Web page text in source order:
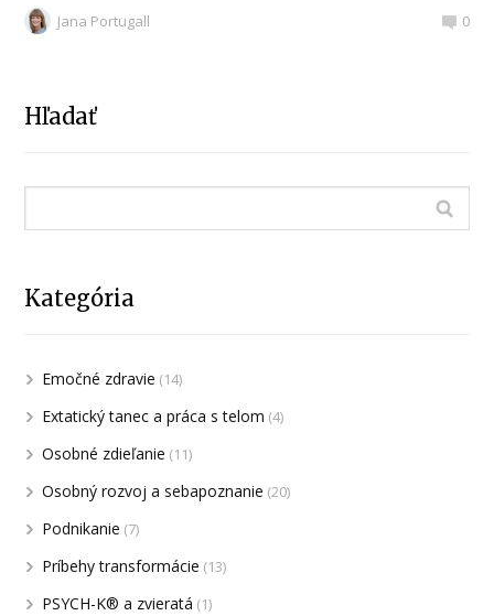
Jana Portugall 0
Hľadať
Kategória
Emočné zdravie (14)
Extatický tanec a práca s telom (4)
Osobné zdieľanie (11)
Osobný rozvoj a sebapoznanie (20)
Podnikanie (7)
Príbehy transformácie (13)
PSYCH-K® a zvieratá (1)